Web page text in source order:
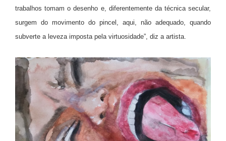
trabalhos tomam o desenho e, diferentemente da técnica secular,
surgem do movimento do pincel, aqui, não adequado, quando
subverte a leveza imposta pela virtuosidade”, diz a artista.